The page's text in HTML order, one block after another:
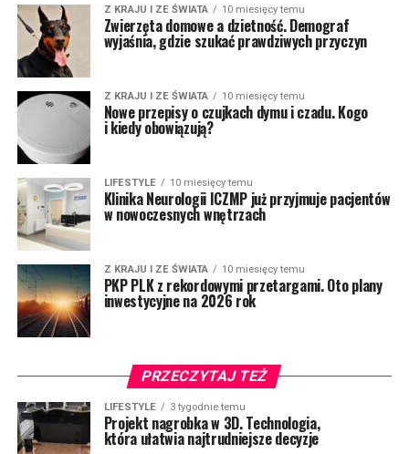
Z KRAJU I ZE ŚWIATA 10 miesięcy temu
Zwierzęta domowe a dzietność. Demograf
wyjaśnia, gdzie szukać prawdziwych przyczyn
Z KRAJU I ZE ŚWIATA 10 miesięcy temu
Nowe przepisy o czujkach dymu i czadu. Kogo
i kiedy obowiązują?
LIFESTYLE 10 miesięcy temu
Klinika Neurologii ICZMP już przyjmuje pacjentów
w nowoczesnych wnętrzach
Z KRAJU I ZE ŚWIATA 10 miesięcy temu
PKP PLK z rekordowymi przetargami. Oto plany
inwestycyjne na 2026 rok
PRZECZYTAJ TEŻ
LIFESTYLE 3 tygodnie temu
Projekt nagrobka w 3D. Technologia,
która ułatwia najtrudniejsze decyzje